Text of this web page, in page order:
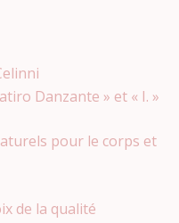
Danzante » et « I. »
pour le corps et
de la qualité